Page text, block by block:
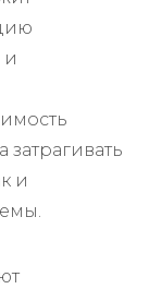
и
и